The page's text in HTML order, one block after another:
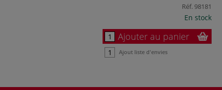
Réf. 98181
En stock
Ajouter au panier
Ajout liste d'envies